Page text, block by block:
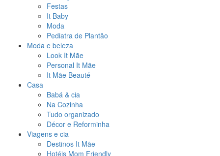
Festas
It Baby
Moda
Pediatra de Plantão
Moda e beleza
Look It Mãe
Personal It Mãe
It Mãe Beauté
Casa
Babá & cia
Na Cozinha
Tudo organizado
Décor e Reforminha
Viagens e cia
Destinos It Mãe
Hotéis Mom Friendly